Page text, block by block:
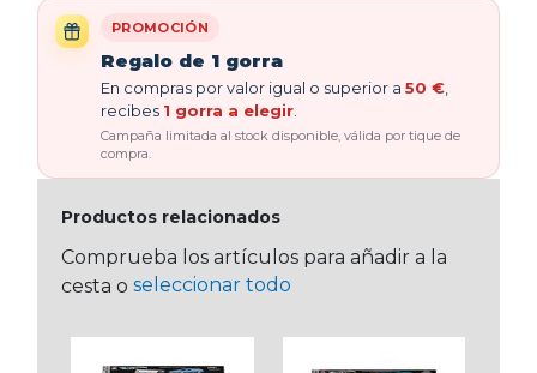
PROMOCIÓN
Regalo de 1 gorra
En compras por valor igual o superior a 50 €
recibes 1 gorra a elegir
Campaña limitada al stock disponible, válida por tique de
compra.
Productos relacionados
Comprueba los artículos para añadir a la
cesta o seleccionar todo